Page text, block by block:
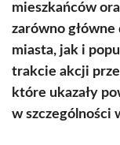
mieszkańców
zarówno
miasta, jak i
trakcie akcji
które ukazały
w szczególności